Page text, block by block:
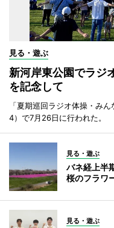
見る・遊ぶ
新河岸東公園でラジ
を記念して
「夏期巡回ラジオ体操・み
4）で7月26日に行われた。
見る・遊ぶ
バネ経上半
桜のフラワ
見る・遊ぶ